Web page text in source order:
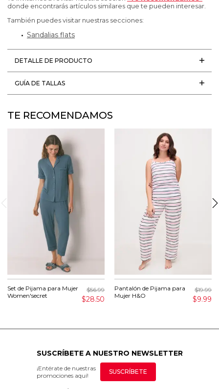
donde encontrarás artículos similares que te pueden interesar.
También puedes visitar nuestras secciones:
Sandalias flats
DETALLE DE PRODUCTO
GUÍA DE TALLAS
TE RECOMENDAMOS
Set de Pijama para Mujer
Women'secret
$56.99
$28.50
Pantalón de Pijama para
Mujer H&O
$19.99
$9.99
SUSCRÍBETE A NUESTRO NEWSLETTER
¡Entérate de nuestras
promociones aquí!
SUSCRÍBETE